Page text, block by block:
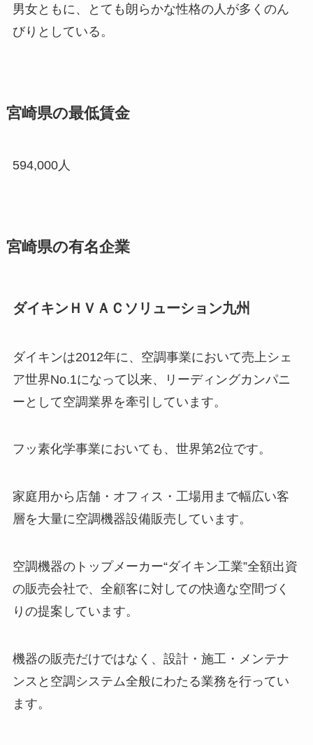
男女ともに、とても朗らかな性格の人が多くのん
びりとしている。
宮崎県の最低賃金
594,000人
宮崎県の有名企業
ダイキンＨＶＡＣソリューション九州
ダイキンは2012年に、空調事業において売上シェ
ア世界No.1になって以来、リーディングカンパニ
ーとして空調業界を牽引しています。
フッ素化学事業においても、世界第2位です。
家庭用から店舗・オフィス・工場用まで幅広い客
層を大量に空調機器設備販売しています。
空調機器のトップメーカー“ダイキン工業”全額出資
の販売会社で、全顧客に対しての快適な空間づく
りの提案しています。
機器の販売だけではなく、設計・施工・メンテナ
ンスと空調システム全般にわたる業務を行ってい
ます。